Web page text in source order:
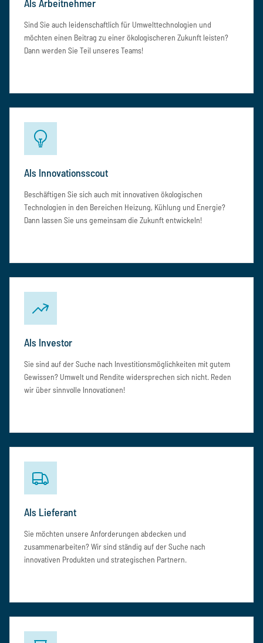
Als Arbeitnehmer
Sind Sie auch leidenschaftlich für Umwelttechnologien und
möchten einen Beitrag zu einer ökologischeren Zukunft leisten?
Dann werden Sie Teil unseres Teams!
Als Innovationsscout
Beschäftigen Sie sich auch mit innovativen ökologischen
Technologien in den Bereichen Heizung, Kühlung und Energie?
Dann lassen Sie uns gemeinsam die Zukunft entwickeln!
Als Investor
Sie sind auf der Suche nach Investitionsmöglichkeiten mit gutem
Gewissen? Umwelt und Rendite widersprechen sich nicht. Reden
wir über sinnvolle Innovationen!
Als Lieferant
Sie möchten unsere Anforderungen abdecken und
zusammenarbeiten? Wir sind ständig auf der Suche nach
innovativen Produkten und strategischen Partnern.